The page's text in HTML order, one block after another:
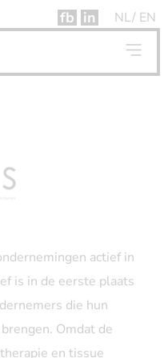
fb in NL EN
actief in
is in de eerste plaats
die hun
Omdat de
en tissue